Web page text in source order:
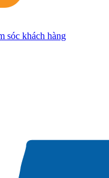
sóc khách hàng